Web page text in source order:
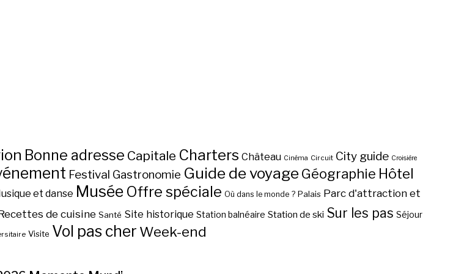
Bonne adresse Capitale Charters Château Cinéma Circuit City guide Croisière
Festival Gastronomie Guide de voyage Géographie Hôtel
et danse Musée Offre spéciale Où dans le monde ? Palais Parc d'attraction et
de cuisine Santé Site historique Station balnéaire Station de ski Sur les pas Séjour
Visite Vol pas cher Week-end